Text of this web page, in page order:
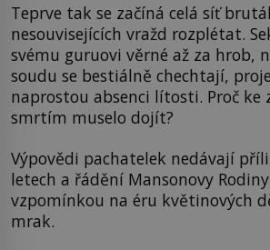
Teprve tak se začíná celá síť
nesouvisejících vražd rozplétat.
svému guruovi věrné až za hrob,
soudu se bestiálně chechtají,
naprostou absenci lítosti. Proč ke
smrtím muselo dojít?
Výpovědi pachatelek nedávají
letech a řádění Mansonovy
vzpomínkou na éru květinových
mrak.